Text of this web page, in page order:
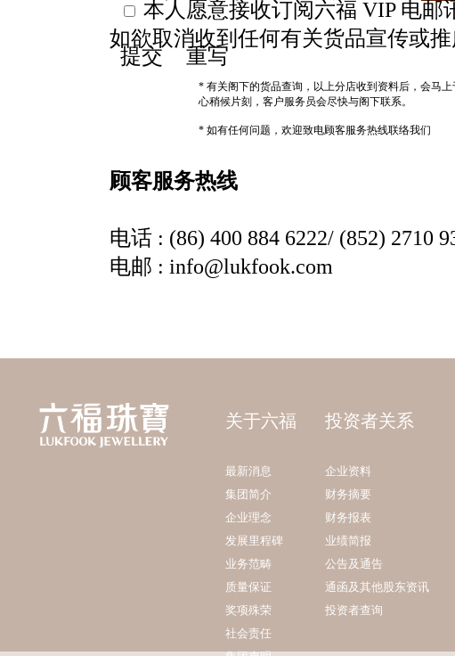
关于六福
最新消息
集团简介
企业理念
发展里程碑
业务范畴
质量保证
奖项殊荣
社会责任
投资者关系
企业资料
财务摘要
财务报表
业绩简报
公告及通告
通函及其他股东资讯
投资者查询